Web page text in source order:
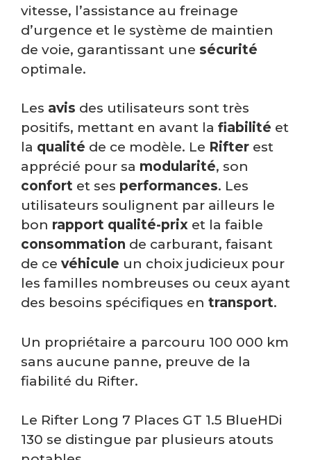
vitesse, l’assistance au freinage
d’urgence et le système de maintien
de voie, garantissant une sécurité
optimale.
Les avis des utilisateurs sont très
positifs, mettant en avant la fiabilité et
la qualité de ce modèle. Le Rifter est
apprécié pour sa modularité, son
confort et ses performances. Les
utilisateurs soulignent par ailleurs le
bon rapport qualité-prix et la faible
consommation de carburant, faisant
de ce véhicule un choix judicieux pour
les familles nombreuses ou ceux ayant
des besoins spécifiques en transport.
Un propriétaire a parcouru 100 000 km
sans aucune panne, preuve de la
fiabilité du Rifter.
Le Rifter Long 7 Places GT 1.5 BlueHDi
130 se distingue par plusieurs atouts